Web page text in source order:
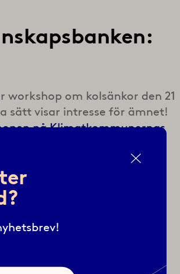
workshop om kolsänkor den 21
sätt visar intresse för ämnet!
på Klimatkommunernas
är också lanserad.